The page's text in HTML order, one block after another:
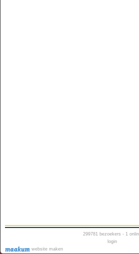
website maken
299781bezoekers - 1
login